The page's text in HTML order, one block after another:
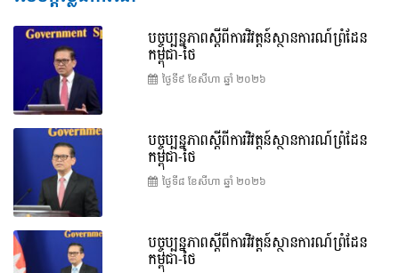
បច្ចុប្បន្នភាពស្ដីពីការវិវត្តន៍ស្ថានការណ៍ព្រំដែន
កម្ពុជា-ថៃ
ថ្ងៃទី៩ ខែ​សីហា ឆ្នាំ ២០២៦
បច្ចុប្បន្នភាពស្ដីពីការវិវត្តន៍ស្ថានការណ៍ព្រំដែន
កម្ពុជា-ថៃ
ថ្ងៃទី៨ ខែ​សីហា ឆ្នាំ ២០២៦
បច្ចុប្បន្នភាពស្ដីពីការវិវត្តន៍ស្ថានការណ៍ព្រំដែន
កម្ពុជា-ថៃ